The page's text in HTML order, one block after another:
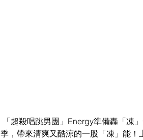
「超殺唱跳男團」Energy準備轟「凍
季，帶來清爽又酷涼的一股「凍」能